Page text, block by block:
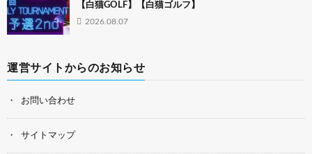
【白猫GOLF】【白猫ゴルフ】
2026.08.07
運営サイトからのお知らせ
お問い合わせ
サイトマップ